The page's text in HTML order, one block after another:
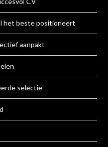
het beste positioneert
aanpakt
selectie